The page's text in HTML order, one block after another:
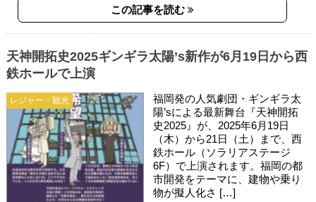
この記事を読む
レジャー・観光
天神開拓史2025ギンギラ太陽’s新作が6月19日から西
鉄ホールで上演
福岡発の人気劇団・ギンギラ太
陽’sによる最新舞台『天神開拓
史2025』が、2025年6月19日
（木）から21日（土）まで、西
鉄ホール（ソラリアステージ
6F）で上演されます。福岡の都
市開発をテーマに、建物や乗り
物が擬人化さ […]